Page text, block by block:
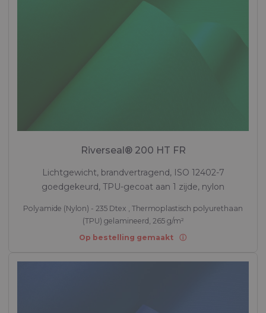
Riverseal® 200 HT FR
Lichtgewicht, brandvertragend, ISO 12402-7
goedgekeurd, TPU-gecoat aan 1 zijde, nylon
Polyamide (Nylon) - 235 Dtex , Thermoplastisch polyurethaan
(TPU) gelamineerd, 265 g/m²
Op bestelling gemaakt